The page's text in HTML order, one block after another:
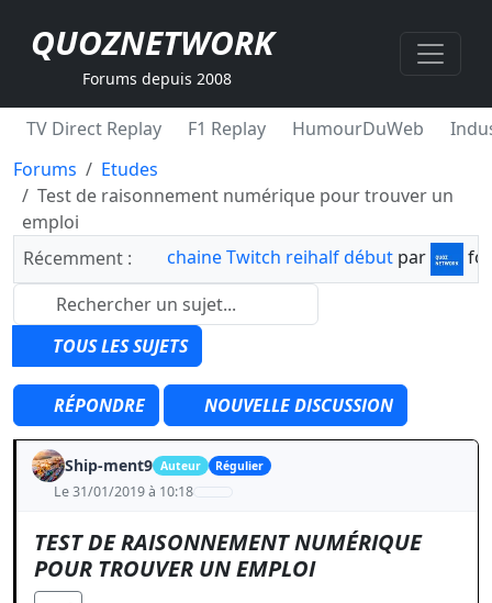
QUOZNETWORK
Forums depuis 2008
TV Direct Replay F1 Replay HumourDuWeb
Forums
Etudes
Test de raisonnement numérique pour trouver un
emploi
Récemment :
chaine Twitch reihalf début par
TOUS LES SUJETS
RÉPONDRE NOUVELLE DISCUSSION
Ship-ment9 Auteur Régulier
Le 31/01/2019 à 10:18
TEST DE RAISONNEMENT NUMÉRIQUE
POUR TROUVER UN EMPLOI